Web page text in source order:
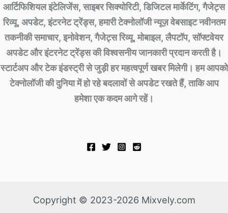
आर्टिफिशियल इंटेलिजेंस, साइबर सिक्योरिटी, डिजिटल मार्केटिंग, गैजेट्स
रिव्यू, अपडेट, इंटरनेट ट्रेंड्स, हमारी टेक्नोलॉजी न्यूज़ वेबसाइट नवीनतम
तकनीकी समाचार, इनोवेशन, गैजेट्स रिव्यू, मोबाइल, लैपटॉप, सॉफ्टवेयर
अपडेट और इंटरनेट ट्रेंड्स की विश्वसनीय जानकारी प्रदान करती है।
स्टार्टअप और टेक इंडस्ट्री से जुड़ी हर महत्वपूर्ण खबर मिलेगी। हम आपको
टेक्नोलॉजी की दुनिया में हो रहे बदलावों से अपडेट रखते हैं, ताकि आप
हमेशा एक कदम आगे रहें।
Copyright © 2023-2026 Mixvely.com